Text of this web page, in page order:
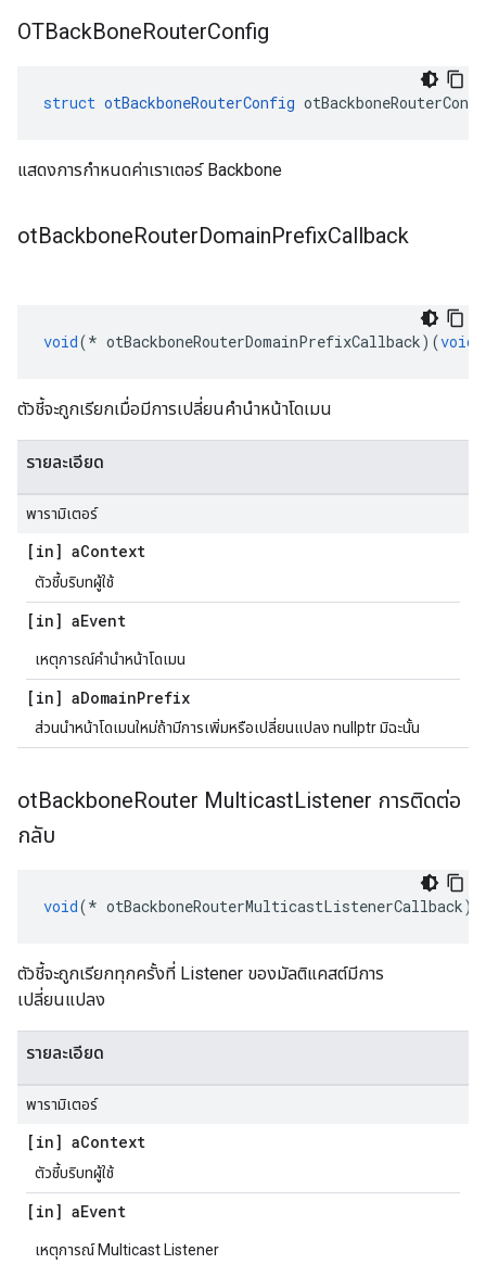
OTBackBoneRouterConfig
struct otBackboneRouterConfig
แสดงการกําหนดค่าเราเตอร์ Backbone
otBackboneRouterDomainPrefixCallback
void(* otBackboneRouterDomainPrefixCallback)(void
ตัวชี้จะถูกเรียกเมื่อมีการเปลี่ยนคํานําหน้าโดเมน
รายละเอียด
พารามิเตอร์
[in] aContext
ตัวชี้บริบทผู้ใช้
[in] aEvent
เหตุการณ์คํานําหน้าโดเมน
[in] aDomainPrefix
ส่วนนําหน้าโดเมนใหม่ถ้ามีการเพิ่มหรือเปลี่ยนแปลง nullptr มิฉะนั้น
otBackboneRouter MulticastListener การติดต่อ
กลับ
void(* otBackboneRouterMulticastListenerCallback)(
ตัวชี้จะถูกเรียกทุกครั้งที่ Listener ของมัลติแคสต์มีการ
เปลี่ยนแปลง
รายละเอียด
พารามิเตอร์
[in] aContext
ตัวชี้บริบทผู้ใช้
[in] aEvent
เหตุการณ์ Multicast Listener